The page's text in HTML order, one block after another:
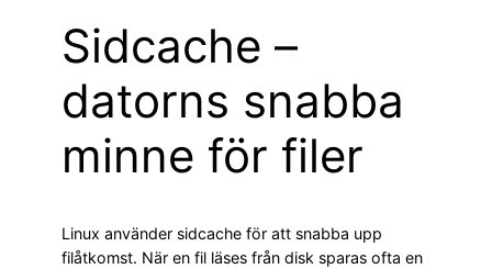
Sidcache –
datorns snabba
minne för filer
Linux använder sidcache för att snabba upp
filåtkomst. När en fil läses från disk sparas ofta en